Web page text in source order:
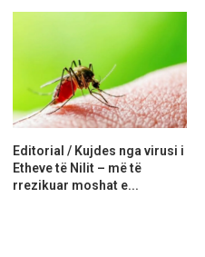
Editorial / Kujdes nga virusi i
Etheve të Nilit – më të
rrezikuar moshat e...